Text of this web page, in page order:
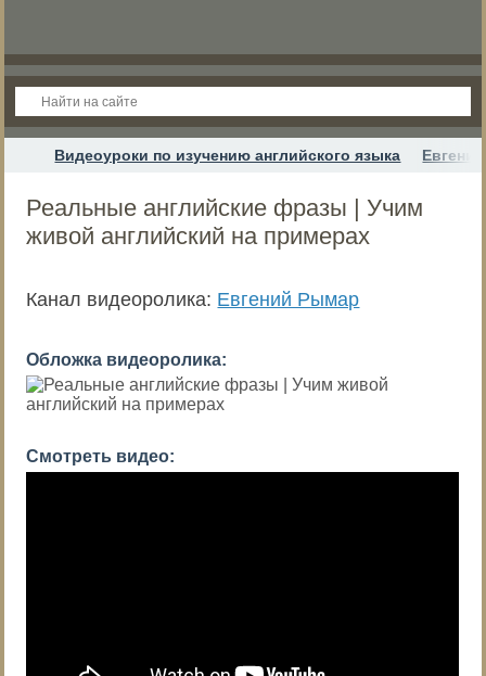
Видеоуроки по изучению английского языка
Реальные английские фразы | Учим
живой английский на примерах
Канал видеоролика: Евгений Рымар
Обложка видеоролика:
Смотреть видео: